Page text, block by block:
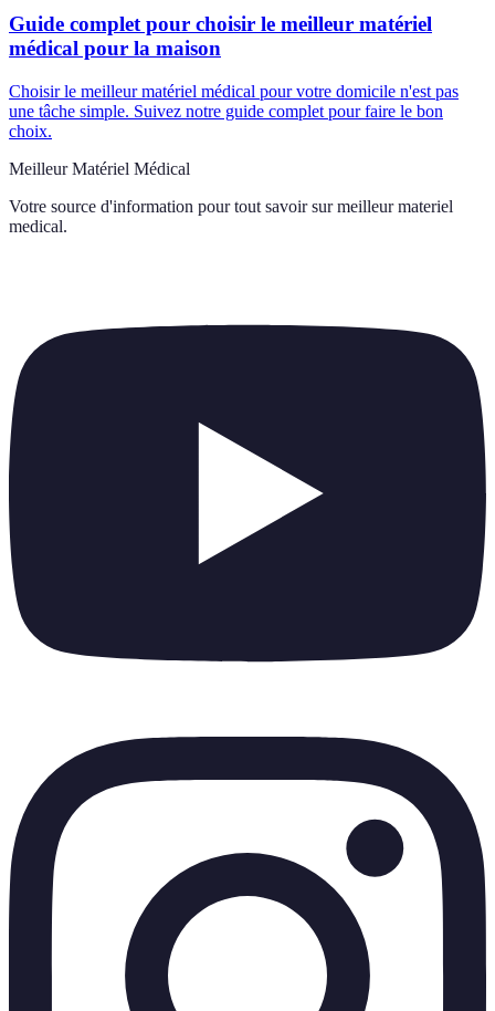
Guide complet pour choisir le meilleur matériel
médical pour la maison
Choisir le meilleur matériel médical pour votre domicile n'est pas
une tâche simple. Suivez notre guide complet pour faire le bon
choix.
Meilleur Matériel Médical
Votre source d'information pour tout savoir sur meilleur materiel
medical.